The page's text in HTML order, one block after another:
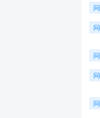
问
问
问
问
问